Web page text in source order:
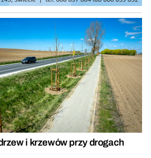
i krzewów przy drogach